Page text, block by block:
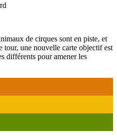
de cirques sont en piste, et
tour, une nouvelle carte objectif est
différents pour amener les